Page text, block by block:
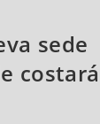
sede